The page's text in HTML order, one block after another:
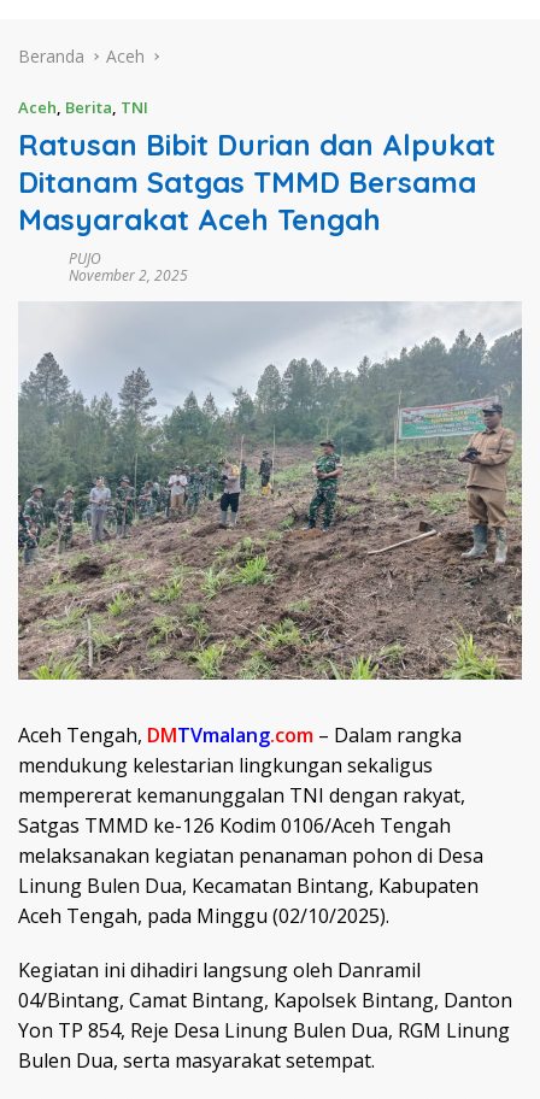
Beranda Aceh
Aceh, Berita, TNI
Ratusan Bibit Durian dan Alpukat
Ditanam Satgas TMMD Bersama
Masyarakat Aceh Tengah
PUJO
November 2, 2025
Aceh Tengah, DMTVmalang.com – Dalam rangka
mendukung kelestarian lingkungan sekaligus
mempererat kemanunggalan TNI dengan rakyat,
Satgas TMMD ke-126 Kodim 0106/Aceh Tengah
melaksanakan kegiatan penanaman pohon di Desa
Linung Bulen Dua, Kecamatan Bintang, Kabupaten
Aceh Tengah, pada Minggu (02/10/2025).
Kegiatan ini dihadiri langsung oleh Danramil
04/Bintang, Camat Bintang, Kapolsek Bintang, Danton
Yon TP 854, Reje Desa Linung Bulen Dua, RGM Linung
Bulen Dua, serta masyarakat setempat.